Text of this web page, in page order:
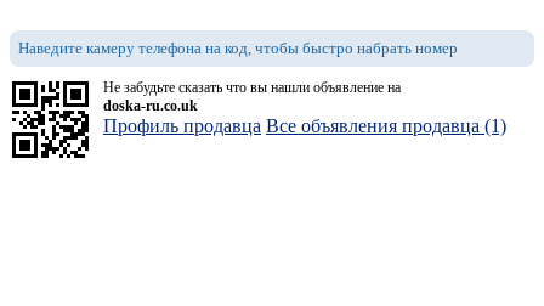
Наведите камеру телефона на код, чтобы быстро набрать номер
Не забудьте сказать что вы нашли объявление на
doska-ru.co.uk
Профиль продавца Все объявления продавца (1)